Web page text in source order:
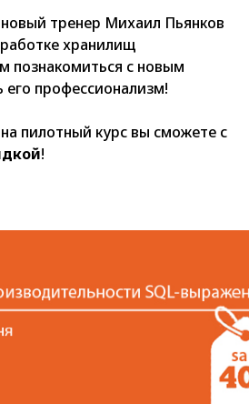
тренер Михаил Пьянков
хранилищ
познакомиться с новым
профессионализм!
пилотный курс вы сможете с
!